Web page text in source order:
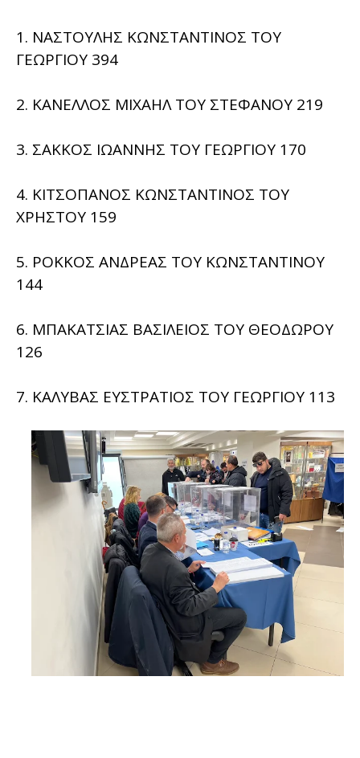
1. ΝΑΣΤΟΥΛΗΣ ΚΩΝΣΤΑΝΤΙΝΟΣ ΤΟΥ
ΓΕΩΡΓΙΟΥ 394
2. ΚΑΝΕΛΛΟΣ ΜΙΧΑΗΛ ΤΟΥ ΣΤΕΦΑΝΟΥ 219
3. ΣΑΚΚΟΣ ΙΩΑΝΝΗΣ ΤΟΥ ΓΕΩΡΓΙΟΥ 170
4. ΚΙΤΣΟΠΑΝΟΣ ΚΩΝΣΤΑΝΤΙΝΟΣ ΤΟΥ
ΧΡΗΣΤΟΥ 159
5. ΡΟΚΚΟΣ ΑΝΔΡΕΑΣ ΤΟΥ ΚΩΝΣΤΑΝΤΙΝΟΥ
144
6. ΜΠΑΚΑΤΣΙΑΣ ΒΑΣΙΛΕΙΟΣ ΤΟΥ ΘΕΟΔΩΡΟΥ
126
7. ΚΑΛΥΒΑΣ ΕΥΣΤΡΑΤΙΟΣ ΤΟΥ ΓΕΩΡΓΙΟΥ 113